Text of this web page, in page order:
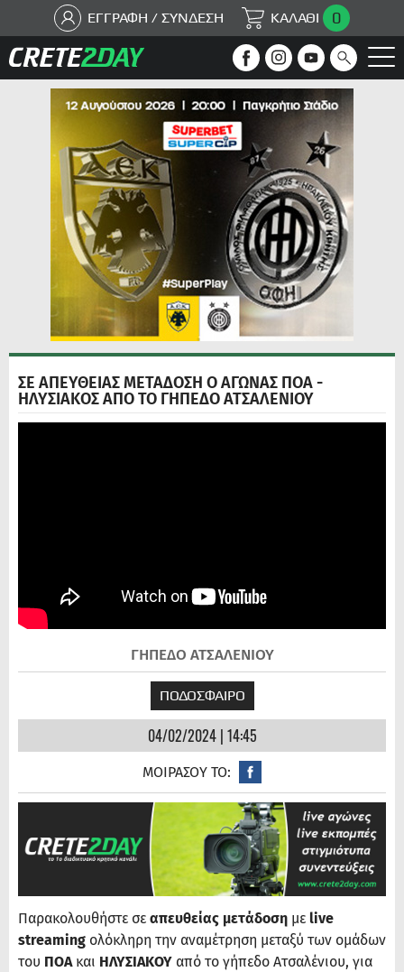
ΕΓΓΡΑΦΗ / ΣΥΝΔΕΣΗ ΚΑΛΑΘΙ 0
ΣΕ ΑΠΕΥΘΕΙΑΣ ΜΕΤΑΔΟΣΗ Ο ΑΓΩΝΑΣ ΠΟΑ -
ΗΛΥΣΙΑΚΟΣ ΑΠΟ ΤΟ ΓΗΠΕΔΟ ΑΤΣΑΛΕΝΙΟΥ
ΓΗΠΕΔΟ ΑΤΣΑΛΕΝΙΟΥ
ΠΟΔΟΣΦΑΙΡΟ
04/02/2024 | 14:45
ΜΟΙΡΑΣΟΥ ΤΟ:
Παρακολουθήστε σε απευθείας μετάδοση με live
streaming ολόκληρη την αναμέτρηση μεταξύ των ομάδων
του ΠΟΑ και ΗΛΥΣΙΑΚΟΥ από το γήπεδο Ατσαλένιου, για